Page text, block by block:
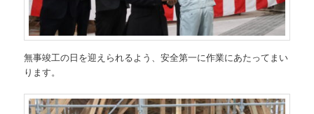
無事竣工の日を迎えられるよう、安全第一に作業にあたってまい
ります。